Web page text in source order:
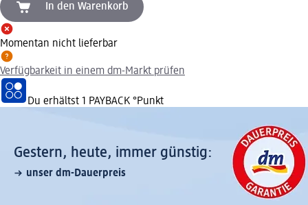
In den Warenkorb
Momentan nicht lieferbar
Verfügbarkeit in einem dm-Markt prüfen
Du erhältst 1 PAYBACK °Punkt
Gestern, heute, immer günstig:
unser dm-Dauerpreis